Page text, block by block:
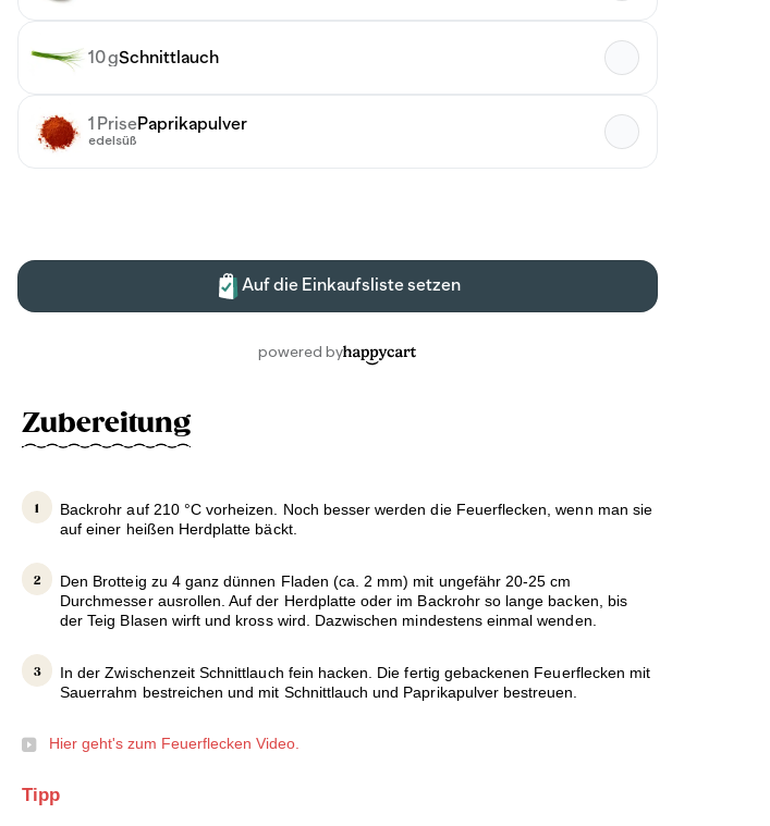
Zubereitung
Backrohr auf 210 °C vorheizen. Noch besser werden die Feuerflecken, wenn man sie
auf einer heißen Herdplatte bäckt.
Den Brotteig zu 4 ganz dünnen Fladen (ca. 2 mm) mit ungefähr 20-25 cm
Durchmesser ausrollen. Auf der Herdplatte oder im Backrohr so lange backen, bis
der Teig Blasen wirft und kross wird. Dazwischen mindestens einmal wenden.
In der Zwischenzeit Schnittlauch fein hacken. Die fertig gebackenen Feuerflecken mit
Sauerrahm bestreichen und mit Schnittlauch und Paprikapulver bestreuen.
Hier geht's zum Feuerflecken Video.
Tipp